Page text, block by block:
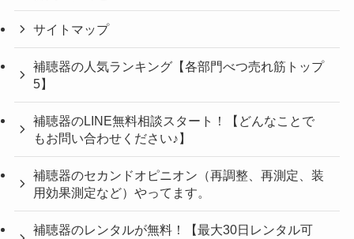
サイトマップ
補聴器の人気ランキング【各部門べつ売れ筋トップ
5】
補聴器のLINE無料相談スタート！【どんなことで
もお問い合わせください♪】
補聴器のセカンドオピニオン（再調整、再測定、装
用効果測定など）やってます。
補聴器のレンタルが無料！【最大30日レンタル可